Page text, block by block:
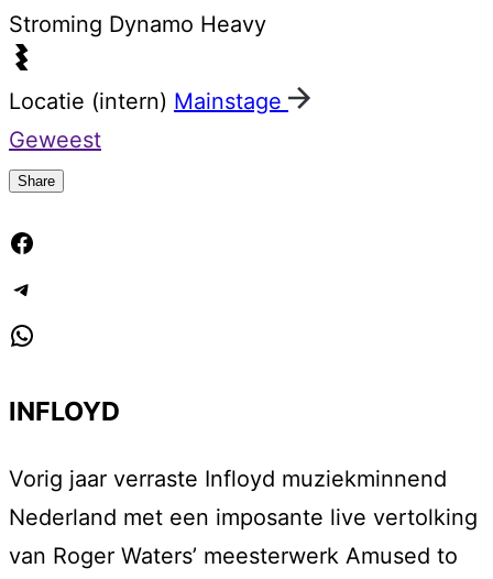
Stroming Dynamo Heavy
Locatie (intern) Mainstage
Geweest
Share
INFLOYD
Vorig jaar verraste Infloyd muziekminnend
Nederland met een imposante live vertolking
van Roger Waters’ meesterwerk Amused to